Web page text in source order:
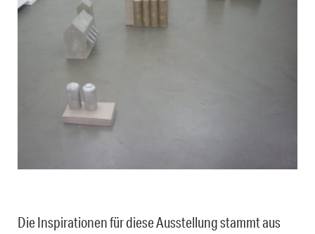
Die Inspirationen für diese Ausstellung stammt aus